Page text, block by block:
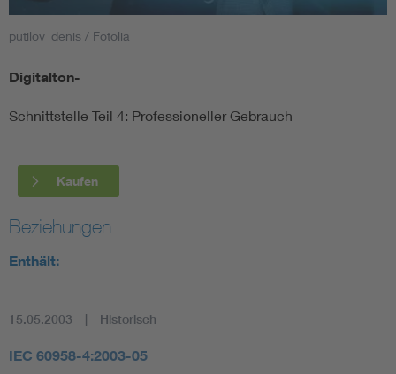
Smart Cities
DKE Fachinformationen im Kontext der Normung
Circular Economy für mehr Ressourceneffizienz
Cybersecurity in der Industrieautomatisierung
Elektrofachkraft (EFK)
putilov_denis / Fotolia
Digitalton-
Schnittstelle Teil 4: Professioneller Gebrauch
Kaufen
Beziehungen
Enthält:
15.05.2003 Historisch
IEC 60958-4:2003-05